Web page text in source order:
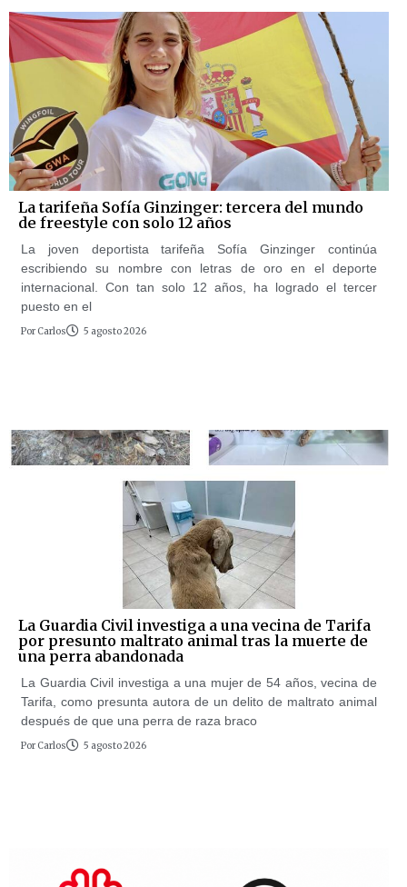
La tarifeña Sofía Ginzinger: tercera del mundo
de freestyle con solo 12 años
La joven deportista tarifeña Sofía Ginzinger continúa
escribiendo su nombre con letras de oro en el deporte
internacional. Con tan solo 12 años, ha logrado el tercer
puesto en el
Por Carlos 5 agosto 2026
La Guardia Civil investiga a una vecina de Tarifa
por presunto maltrato animal tras la muerte de
una perra abandonada
La Guardia Civil investiga a una mujer de 54 años, vecina de
Tarifa, como presunta autora de un delito de maltrato animal
después de que una perra de raza braco
Por Carlos 5 agosto 2026